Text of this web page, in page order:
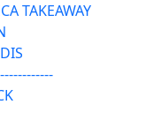
TAKEAWAY